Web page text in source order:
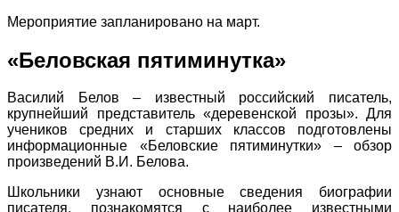
Мероприятие запланировано на март.
«Беловская пятиминутка»
Василий Белов – известный российский писатель,
крупнейший представитель «деревенской прозы». Для
учеников средних и старших классов подготовлены
информационные «Беловские пятиминутки» – обзор
произведений В.И. Белова.
Школьники узнают основные сведения биографии
писателя, познакомятся с наиболее известными